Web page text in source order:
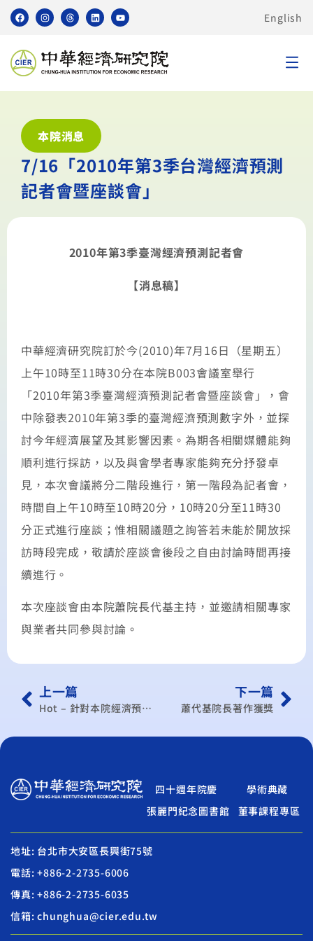
English
本院消息
7/16「2010年第3季台灣經濟預測
記者會暨座談會」
2010年第3季臺灣經濟預測記者會
【消息稿】
中華經濟研究院訂於今(2010)年7月16日（星期五）
上午10時至11時30分在本院B003會議室舉行
「2010年第3季臺灣經濟預測記者會暨座談會」，會
中除發表2010年第3季的臺灣經濟預測數字外，並探
討今年經濟展望及其影響因素。為期各相關媒體能夠
順利進行採訪，以及與會學者專家能夠充分抒發卓
見，本次會議將分二階段進行，第一階段為記者會，
時間自上午10時至10時20分，10時20分至11時30
分正式進行座談；惟相關議題之詢答若未能於開放採
訪時段完成，敬請於座談會後段之自由討論時間再接
續進行。
本次座談會由本院蕭院長代基主持，並邀請相關專家
與業者共同參與討論。
上一篇
Hot – 針對本院經濟預測相關報導之緊急聲明
下一篇
蕭代基院長著作獲獎
四十週年院慶
學術典藏
張麗門紀念圖書館
董事課程專區
地址: 台北市大安區長興街75號
電話: +886-2-2735-6006
傳真: +886-2-2735-6035
信箱: chunghua@cier.edu.tw